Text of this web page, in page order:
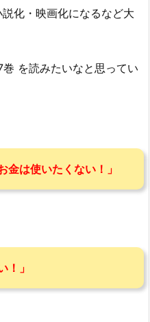
化・映画化になるなど大
巻 を読みたいなと思ってい
金は使いたくない！」
！」